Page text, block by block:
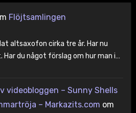
Flöjtsamlingen
altsaxofon cirka tre år. Har nu
Har du något förslag om hur man i…
videobloggen – Sunny Shells
– Markazits.com om